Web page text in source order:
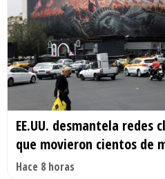
EE.UU. desmantela redes
que movieron cientos de
Hace 8 horas